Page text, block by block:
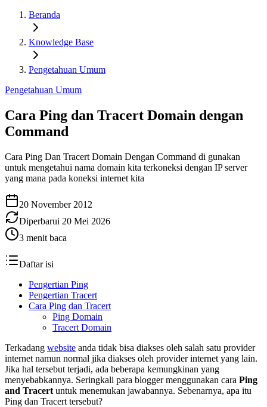
Beranda
Knowledge Base
Pengetahuan Umum
Pengetahuan Umum
Cara Ping dan Tracert Domain dengan
Command
Cara Ping Dan Tracert Domain Dengan Command di gunakan
untuk mengetahui nama domain kita terkoneksi dengan IP server
yang mana pada koneksi internet kita
20 November 2012
Diperbarui 20 Mei 2026
3 menit baca
Daftar isi
Pengertian Ping
Pengertian Tracert
Cara Ping dan Tracert
Ping Domain
Tracert Domain
Terkadang website anda tidak bisa diakses oleh salah satu provider
internet namun normal jika diakses oleh provider internet yang lain.
Jika hal tersebut terjadi, ada beberapa kemungkinan yang
menyebabkannya. Seringkali para blogger menggunakan cara Ping
and Tracert untuk menemukan jawabannya. Sebenarnya, apa itu
Ping dan Tracert tersebut?